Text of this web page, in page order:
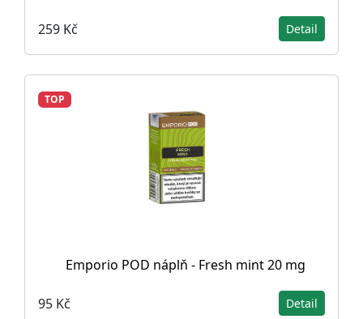
259 Kč Detail
TOP
Emporio POD náplň - Fresh mint 20 mg
95 Kč Detail